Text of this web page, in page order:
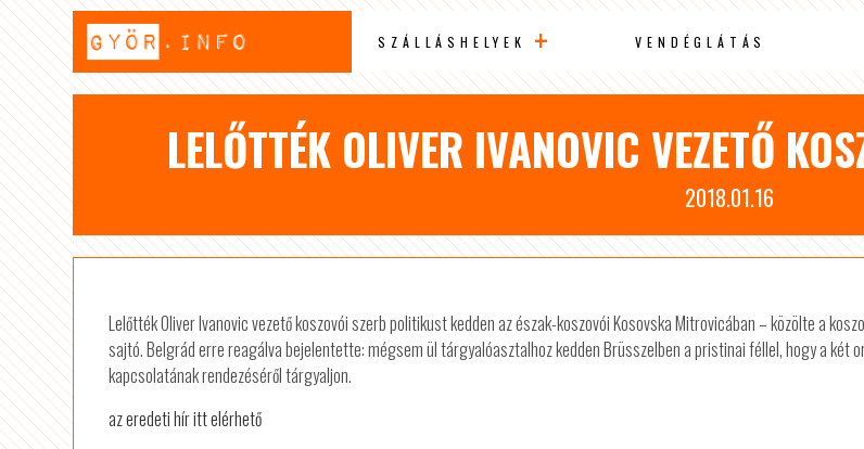
SZÁLLÁSHELYEK VENDÉGLÁTÁS
LELŐTTÉK OLIVER IVANOVIC VEZETŐ
2018.01.16
Lelőtték Oliver Ivanovic vezető koszovói szerb politikust kedden az észak-koszovói Kosovska Mitrovicában – közölte a
sajtó. Belgrád erre reagálva bejelentette: mégsem ül tárgyalóasztalhoz kedden Brüsszelben a pristinai féllel, hogy a két
kapcsolatának rendezéséről tárgyaljon.
az eredeti hír itt elérhető